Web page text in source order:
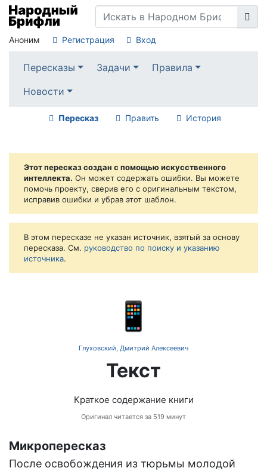
Аноним Регистрация Вход
Пересказы Задачи
Правила
Новости
Пересказ Править История
Этот пересказ создан с помощью искусственного
интеллекта. Он может содержать ошибки. Вы можете
помочь проекту, сверив его с оригинальным текстом,
исправив ошибки и убрав этот шаблон.
В этом пересказе не указан источник, взятый за основу
пересказа. См. руководство по поиску и указанию
источника.
📱
Глуховский, Дмитрий Алексеевич
Текст
Краткое содержание книги
Оригинал читается за 519 минут
Микропересказ
После освобождения из тюрьмы молодой